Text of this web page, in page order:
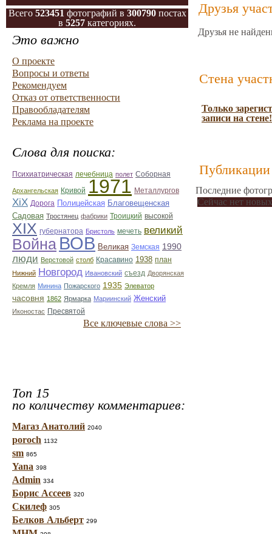
Всего 523451 фотографий в 300790постах
в 5257 категориях.
Это важно
О проекте
Вопросы и ответы
Рекомендуем
Отказ от ответственности
Правообладателям
Реклама на проекте
Слова для поиска:
Психиатрическая лечебница полет Соборная
Архангельская Кривой 1971 Металлургов
ХiХ Дорога Полицейская Благовещенская
Садовая Тростянец фабрики Троицкий высокой
ХІХ губернатора Бристоль мечеть великий
Война ВОВ Великая Земская 1990
люди Верстовой столб Красавино 1938 план
Нижний Новгород Ивановский съезд Дворянская
Кремля Минина Пожарского 1935 Элеватор
часовня 1862 Ярмарка Мариинский Женский
Иконостас Пресвятой
Все ключевые слова >>
Топ 15
по количеству комментариев:
Магаз Анатолий 2040
poroch 1132
sm 865
Yana 398
Admin 334
Борис Ассеев 320
Скилеф 305
Белков Альберт 299
Друзья
Друзья не
Стена
Только
записи на стене!
Публикации
Последние
Сейчас нет